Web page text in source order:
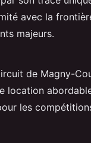
avec la
majeurs.
de Magny-
location
les